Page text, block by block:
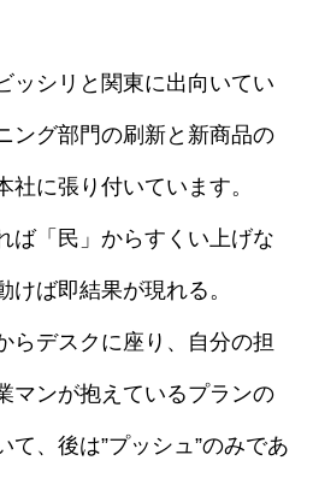
ッシリと関東に出向いてい
ング部門の刷新と新商品の
に張り付いています。
「民」からすくい上げな
けば即結果が現れる。
らデスクに座り、自分の担
マンが抱えているプランの
て、後は”プッシュ”のみであ